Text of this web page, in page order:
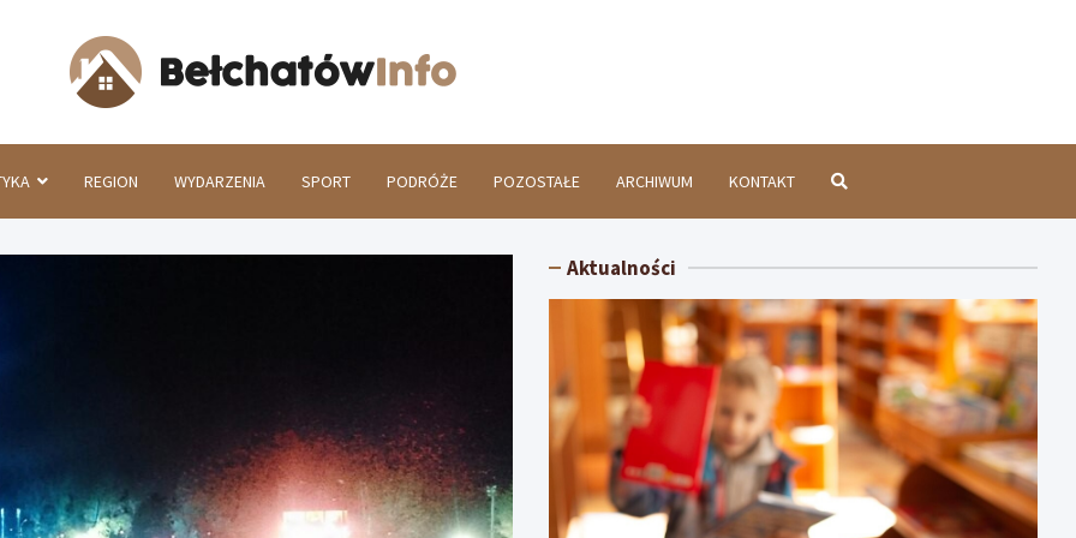
REGION WYDARZENIA SPORT PODRÓŻE POZOSTAŁE ARCHIWUM KONTAKT
Aktualności